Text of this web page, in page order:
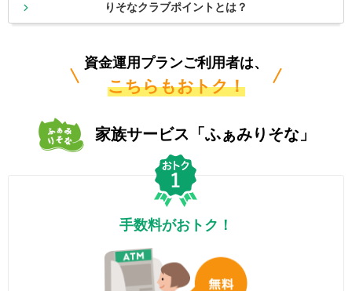
りそなクラブポイントとは？
資金運用プランご利用者は、
こちらもおトク！
家族サービス「ふぁみりそな」
手数料がおトク！